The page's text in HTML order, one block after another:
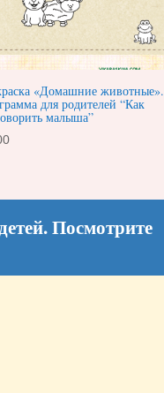
«Домашние животные».
для родителей “Как
малыша”
Посмотрите